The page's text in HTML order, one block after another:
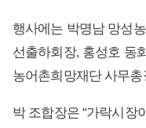
행사에는 박명남 망성
선출하회장, 홍성호 동
농어촌희망재단 사무
박 조합장은 “가락시장